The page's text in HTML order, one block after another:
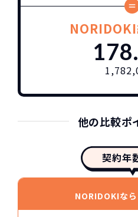
他の比較ポ
契約年
NORIDOKIなら